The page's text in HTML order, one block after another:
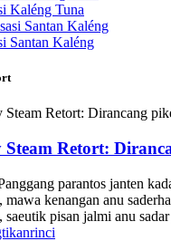
Kaléng Tuna
Santan Kaléng
Steam Retort:
parantos janten
mawa kenangan anu
saeutik pisan jalmi anu
rinci